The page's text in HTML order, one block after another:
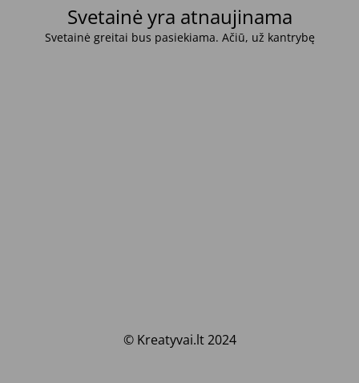
Svetainė yra atnaujinama
Svetainė greitai bus pasiekiama. Ačiū, už kantrybę
© Kreatyvai.lt 2024